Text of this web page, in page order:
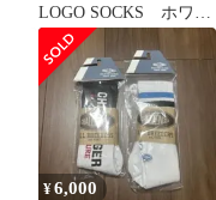
LOGO SOCKS ホワイ
ト
¥6,000